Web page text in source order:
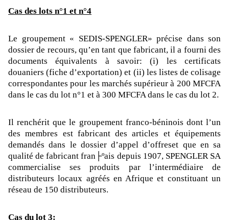
Cas des lots n°1 et n°4
Le groupement « SEDIS-SPENGLER» précise dans son
dossier de recours, qu’en tant que fabricant, il a fourni des
documents équivalents à savoir: (i) les certificats
douaniers (fiche d’exportation) et (ii) les listes de colisage
correspondantes pour les marchés supérieur à 200 MFCFA
dans le cas du lot n°1 et à 300 MFCFA dans le cas du lot 2.
Il renchérit que le groupement franco-béninois dont l’un
des membres est fabricant des articles et équipements
demandés dans le dossier d’appel d’offreset que en sa
qualité de fabricant fran├ºais depuis 1907, SPENGLER SA
commercialise ses produits par l’intermédiaire de
distributeurs locaux agréés en Afrique et constituant un
réseau de 150 distributeurs.
Cas du lot 3: